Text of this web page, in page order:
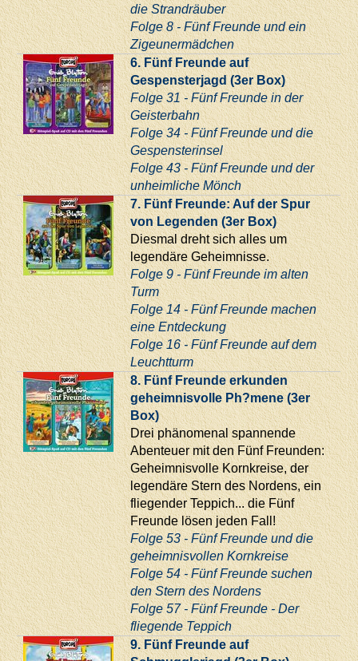
die Strandräuber
Folge 8 - Fünf Freunde und ein
Zigeunermädchen
6. Fünf Freunde auf
Gespensterjagd (3er Box)
Folge 31 - Fünf Freunde in der
Geisterbahn
Folge 34 - Fünf Freunde und die
Gespensterinsel
Folge 43 - Fünf Freunde und der
unheimliche Mönch
7. Fünf Freunde: Auf der Spur
von Legenden (3er Box)
Diesmal dreht sich alles um
legendäre Geheimnisse.
Folge 9 - Fünf Freunde im alten
Turm
Folge 14 - Fünf Freunde machen
eine Entdeckung
Folge 16 - Fünf Freunde auf dem
Leuchtturm
8. Fünf Freunde erkunden
geheimnisvolle Ph?mene (3er
Box)
Drei phänomenal spannende
Abenteuer mit den Fünf Freunden:
Geheimnisvolle Kornkreise, der
legendäre Stern des Nordens, ein
fliegender Teppich... die Fünf
Freunde lösen jeden Fall!
Folge 53 - Fünf Freunde und die
geheimnisvollen Kornkreise
Folge 54 - Fünf Freunde suchen
den Stern des Nordens
Folge 57 - Fünf Freunde - Der
fliegende Teppich
9. Fünf Freunde auf